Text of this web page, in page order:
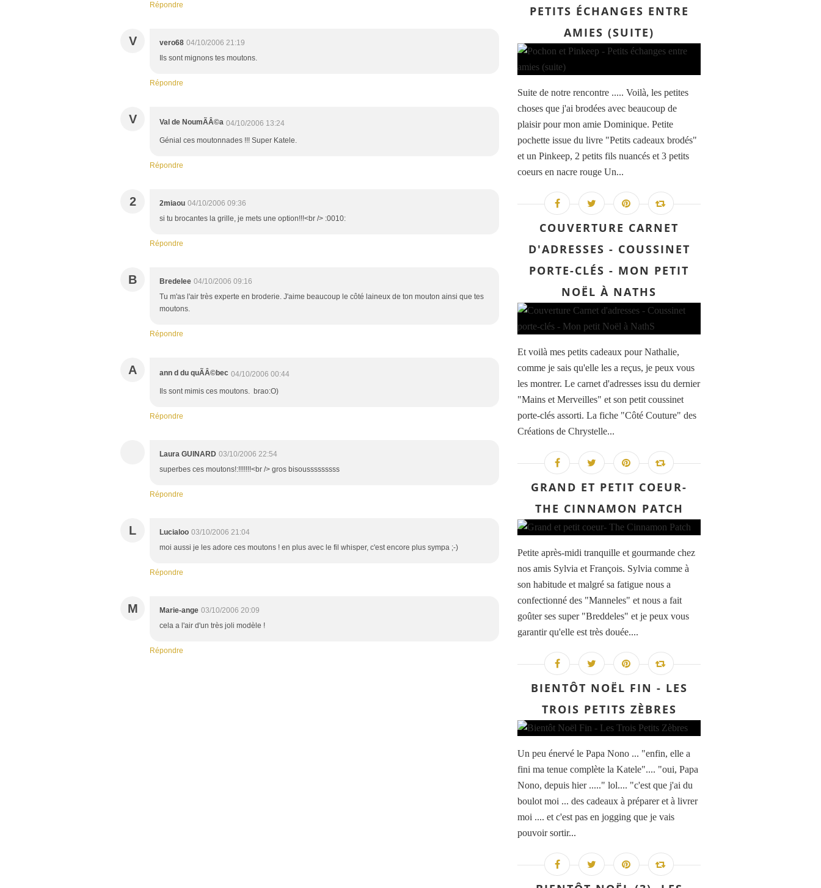
Répondre
V vero68 04/10/2006 21:19
Ils sont mignons tes moutons.
Répondre
V Val de NoumÃÂ©a 04/10/2006 13:24
Génial ces moutonnades !!! Super Katele.
Répondre
2 2miaou 04/10/2006 09:36
si tu brocantes la grille, je mets une option!!!<br /> :0010:
Répondre
B Bredelee 04/10/2006 09:16
Tu m'as l'air très experte en broderie. J'aime beaucoup le côté laineux de ton mouton ainsi que tes
moutons.
Répondre
A ann d du quÃÂ©bec 04/10/2006 00:44
Ils sont mimis ces moutons. brao:O)
Répondre
Laura GUINARD 03/10/2006 22:54
superbes ces moutons!:!!!!!!!<br /> gros bisousssssssss
Répondre
L Lucialoo 03/10/2006 21:04
moi aussi je les adore ces moutons ! en plus avec le fil whisper, c'est encore plus sympa ;-)
Répondre
M Marie-ange 03/10/2006 20:09
cela a l'air d'un très joli modèle !
Répondre
PETITS ÉCHANGES ENTRE
AMIES (SUITE)
Suite de notre rencontre ..... Voilà, les petites
choses que j'ai brodées avec beaucoup de
plaisir pour mon amie Dominique. Petite
pochette issue du livre "Petits cadeaux brodés"
et un Pinkeep, 2 petits fils nuancés et 3 petits
coeurs en nacre rouge Un...
COUVERTURE CARNET
D'ADRESSES - COUSSINET
PORTE-CLÉS - MON PETIT
NOËL À NATHS
Et voilà mes petits cadeaux pour Nathalie,
comme je sais qu'elle les a reçus, je peux vous
les montrer. Le carnet d'adresses issu du dernier
"Mains et Merveilles" et son petit coussinet
porte-clés assorti. La fiche "Côté Couture" des
Créations de Chrystelle...
GRAND ET PETIT COEUR-
THE CINNAMON PATCH
Petite après-midi tranquille et gourmande chez
nos amis Sylvia et François. Sylvia comme à
son habitude et malgré sa fatigue nous a
confectionné des "Manneles" et nous a fait
goûter ses super "Breddeles" et je peux vous
garantir qu'elle est très douée....
BIENTÔT NOËL FIN - LES
TROIS PETITS ZÈBRES
Un peu énervé le Papa Nono ... "enfin, elle a
fini ma tenue complète la Katele".... "oui, Papa
Nono, depuis hier ....." lol.... "c'est que j'ai du
boulot moi ... des cadeaux à préparer et à livrer
moi .... et c'est pas en jogging que je vais
pouvoir sortir...